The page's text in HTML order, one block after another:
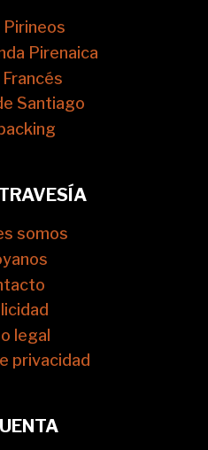
Pirineos
Pirenaica
Francés
Santiago
somos
legal
privacidad